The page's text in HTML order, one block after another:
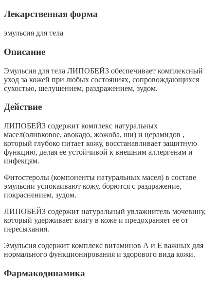
Лекарственная форма
эмульсия для тела
Описание
Эмульсия для тела ЛИПОБЕЙЗ обеспечивает комплексный
уход за кожей при любых состояниях, сопровождающихся
сухостью, шелушением, раздражением, зудом.
Действие
ЛИПОБЕЙЗ содержит комплекс натуральных
масел(оливковое, авокадо, жожоба, ши) и церамидов ,
который глубоко питает кожу, восстанавливает защитную
функцию, делая ее устойчивой к внешним аллергенам и
инфекцям.
Фитостеролы (компоненты натуральных масел) в составе
эмульсии успокаивают кожу, борются с раздражение,
покраснением, зудом.
ЛИПОБЕЙЗ содержит натуральный увлажнитель мочевину,
который удерживает влагу в коже и предохраняет ее от
пересыхания.
Эмульсия содержит комплекс витаминов А и Е важных для
нормального функционирования и здорового вида кожи.
Фармакодинамика